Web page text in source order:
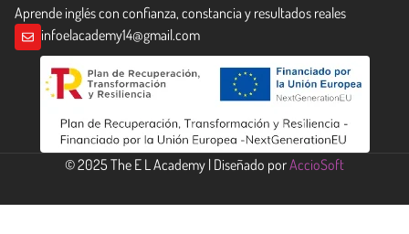
Aprende inglés con confianza, constancia y resultados reales
infoelacademy14@gmail.com
© 2025 The E L Academy | Diseñado porAccioSoft